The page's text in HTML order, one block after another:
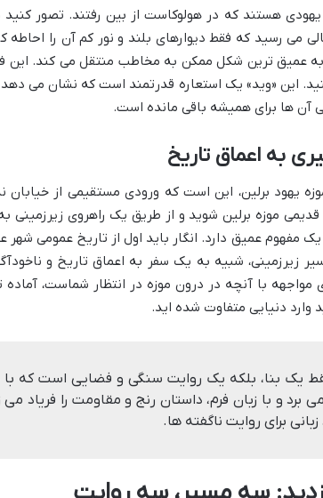
هستند که در هولوکاست از بین رفتند. تصور
می رسید که فقط دیوارهای بلند و نور کم آن را احاطه
عمیق ترین شکل ممکن به مخاطب منتقل می کند. این
این «وید» یک استعاره قدرتمند است که نشان می
آن ها برای همیشه باقی مانده است.
به اعماق تاریخ
یهود برلین، این است که ورودی مستقیمی از خیابان
قدیمی موزه برلین شوید و از طریق یک راهروی
مفهوم عمیق دارد. انگار باید اول از تاریخ عمومی شهر
زیرزمینی، شبیه به یک سفر به اعماق تاریخ و
مواجهه با آنچه در درون موزه در انتظار شماست،
وارد دنیایی متفاوت شده اید.
یک بنا، بلکه یک روایت سنگی و فضایی است که با
برد و با زبان فرم، داستان رنج و مقاومت را فریاد می
برای روایت ناگفته ها.